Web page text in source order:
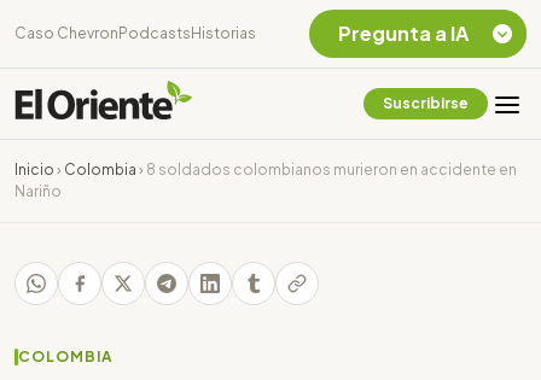
Caso Chevron Podcasts Historias
Suscribirse
Inicio › Colombia › 8 soldados colombianos murieron en accidente en
Nariño
COLOMBIA
Pregunta a IA
Chevron Ecuador